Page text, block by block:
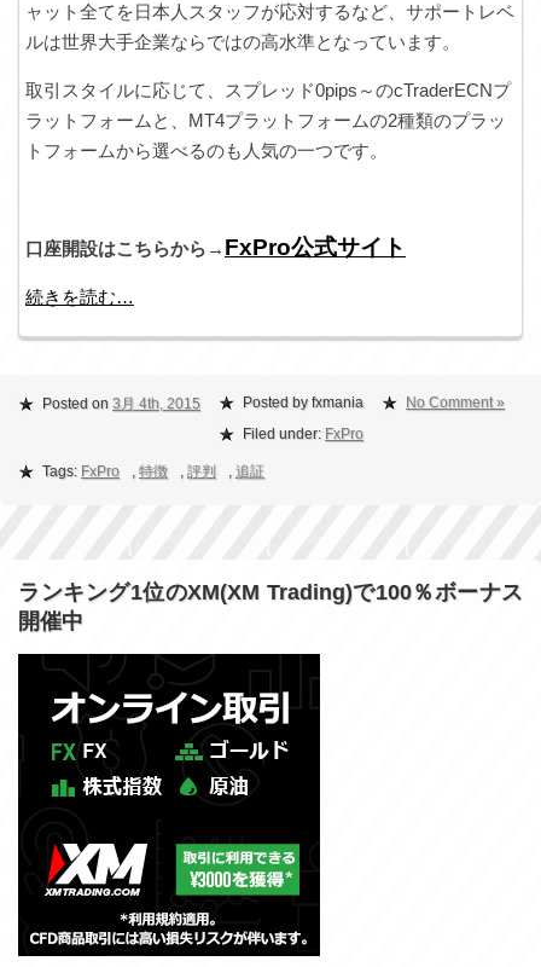
ャット全てを日本人スタッフが応対するなど、サポートレベ
ルは世界大手企業ならではの高水準となっています。
取引スタイルに応じて、スプレッド0pips～のcTraderECNプ
ラットフォームと、MT4プラットフォームの2種類のプラッ
トフォームから選べるのも人気の一つです。
口座開設はこちらから→ FxPro公式サイト
続きを読む…
Posted on 3月 4th, 2015 Posted by fxmania
No Comment »
Filed under: FxPro
Tags: FxPro , 特徴 , 評判 , 追証
ランキング1位のXM(XM Trading)で100％ボーナス
開催中